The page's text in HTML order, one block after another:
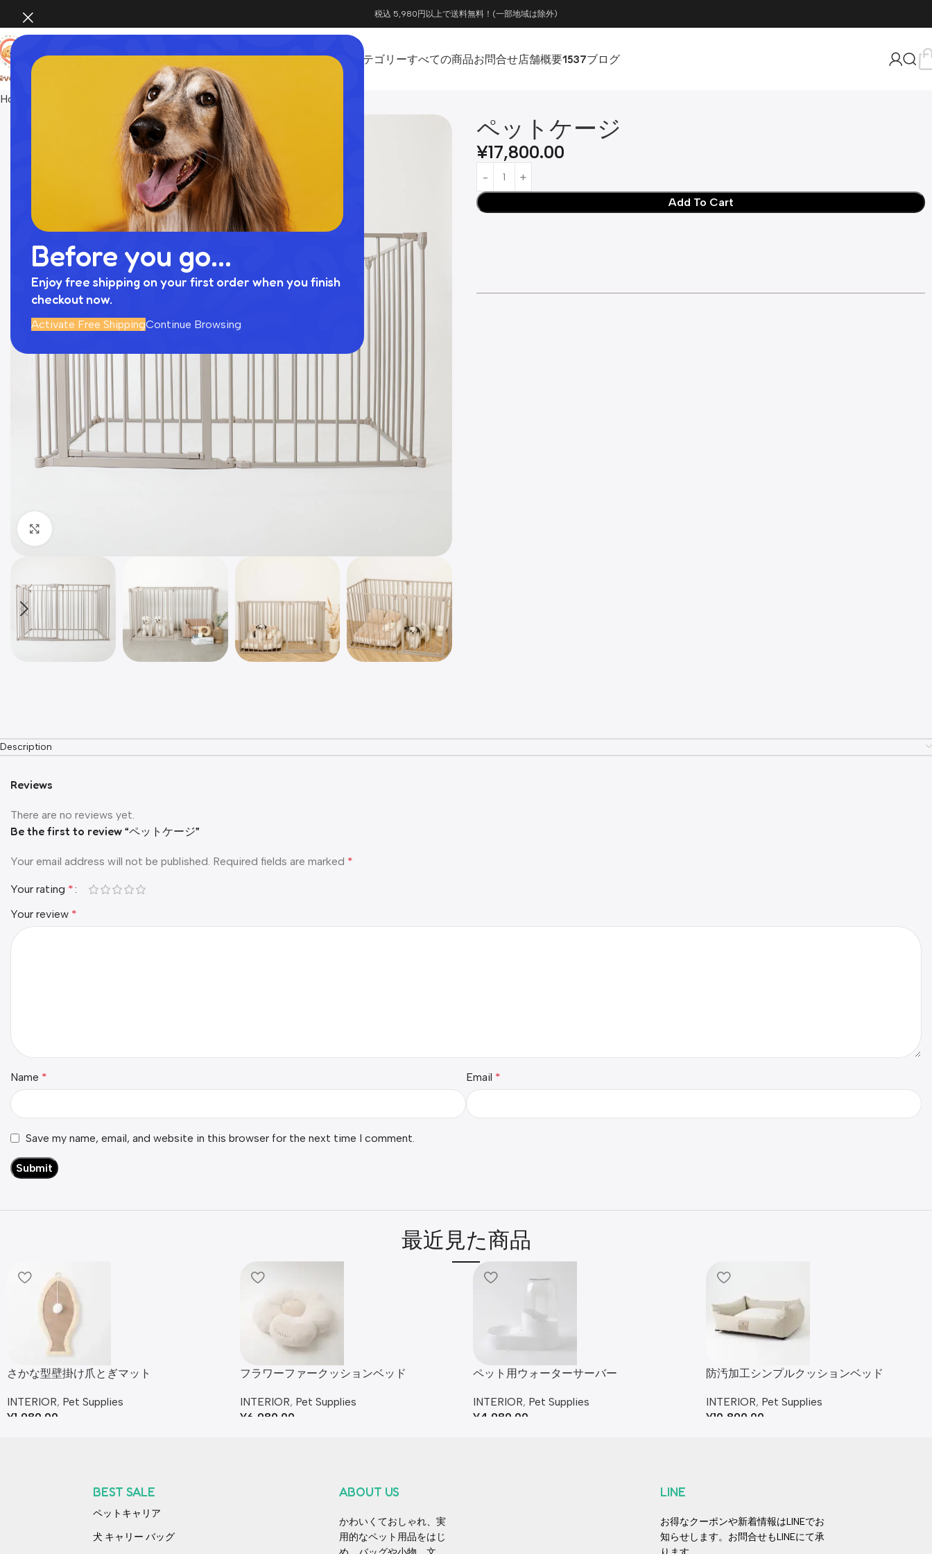
Before you go...
Enjoy free shipping on your first order when you finish
checkout now.
Activate Free ShippingContinue Browsing
税込 5,980円以上で送料無料！(一部地域は除外)
ホーム カテゴリーすべての商品お問合せ店舗概要1537ブログ
Home ペットケージ
ペットケージ
¥17,800.00
Add To Cart
Description
Reviews
There are no reviews yet.
Be the first to review “ペットケージ”
Your email address will not be published. Required fields are marked *
Your rating *
Your review *
Name * Email *
Save my name, email, and website in this browser for the next time I comment.
最近見た商品
さかな型壁掛け爪とぎマット
INTERIOR, Pet Supplies
¥1,980.00
フラワーファークッションベッド
INTERIOR, Pet Supplies
¥6,980.00
ペット用ウォーターサーバー
INTERIOR, Pet Supplies
¥4,980.00
防汚加工シンプルクッションベッド
INTERIOR, Pet Supplies
¥10,890.00
BEST SALE
ペットキャリア
犬 キャリー バッグ​
ABOUT US
かわいくておしゃれ、実
用的なペット用品をはじ
LINE
お得なクーポンや新着情報はLINEでお
知らせします。お問合せもLINEにて承